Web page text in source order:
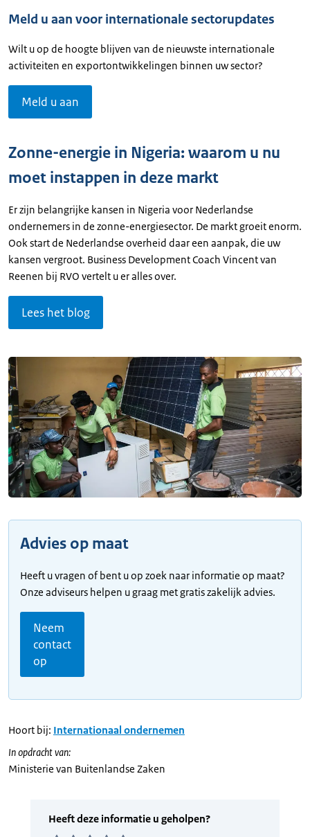
Meld u aan voor internationale sectorupdates
Wilt u op de hoogte blijven van de nieuwste internationale
activiteiten en exportontwikkelingen binnen uw sector?
Meld u aan
Zonne-energie in Nigeria: waarom u nu
moet instappen in deze markt
Er zijn belangrijke kansen in Nigeria voor Nederlandse
ondernemers in de zonne-energiesector. De markt groeit enorm.
Ook start de Nederlandse overheid daar een aanpak, die uw
kansen vergroot. Business Development Coach Vincent van
Reenen bij RVO vertelt u er alles over.
Lees het blog
Advies op maat
Heeft u vragen of bent u op zoek naar informatie op maat?
Onze adviseurs helpen u graag met gratis zakelijk advies.
Neem
contact
op
Hoort bij: Internationaal ondernemen
In opdracht van:
Ministerie van Buitenlandse Zaken